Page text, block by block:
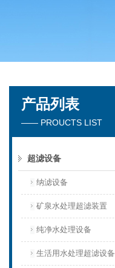
产品列表
—— PROUCTS LIST
超滤设备
纳滤设备
矿泉水处理超滤装置
纯净水处理设备
生活用水处理超滤设备